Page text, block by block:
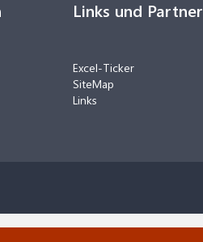
Links und Partner
Excel-Ticker
SiteMap
Links